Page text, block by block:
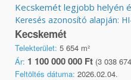
Kecskemét legjobb helyén
Keresés azonosító alapján:
Kecskemét
Telekterület: 5 654 m²
Ár: 1 100 000 000 Ft (3 038
Feltöltés dátuma: 2026.02.04.